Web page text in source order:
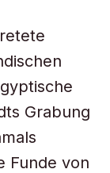
Grabung
Funde von